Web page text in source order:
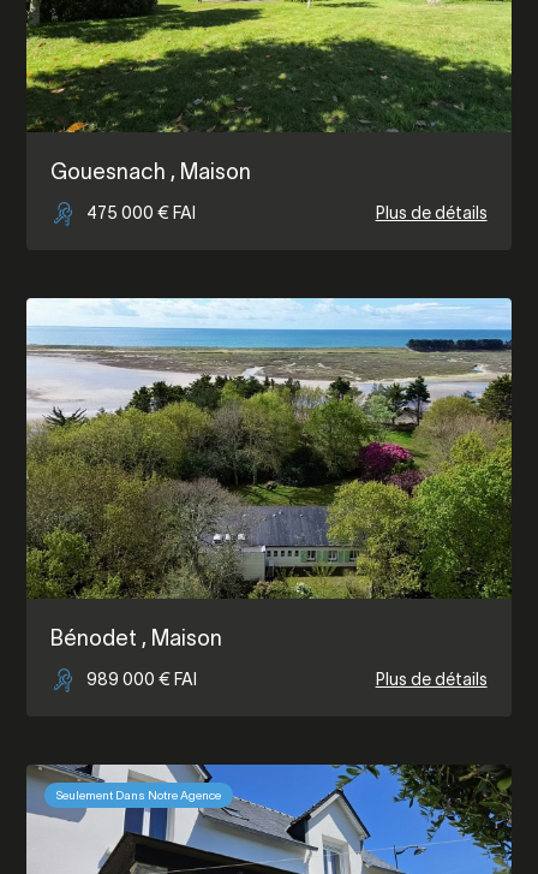
Gouesnach , Maison
475 000 € FAI Plus de détails
Bénodet , Maison
989 000 € FAI Plus de détails
Seulement Dans Notre Agence